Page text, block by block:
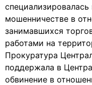
мошенничестве в
занимавшихся
работами на
Прокуратура
поддержала в
обвинение в